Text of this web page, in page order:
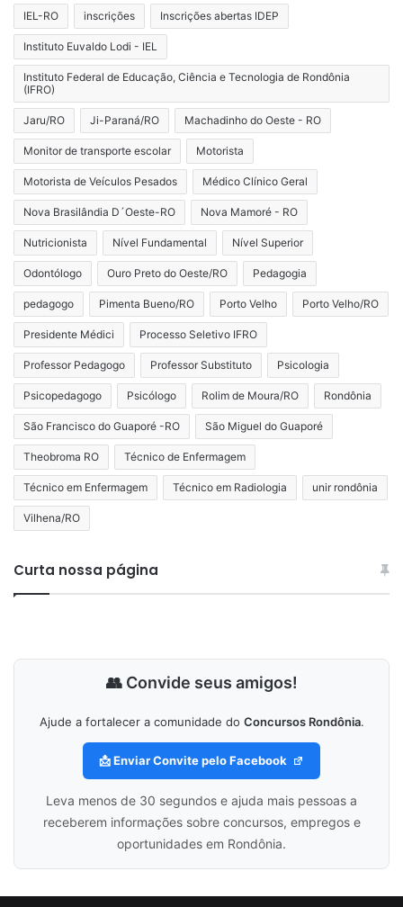
IEL-RO inscrições Inscrições abertas IDEP
Instituto Euvaldo Lodi - IEL
Instituto Federal de Educação, Ciência e Tecnologia de Rondônia
(IFRO)
Jaru/RO Ji-Paraná/RO Machadinho do Oeste - RO
Monitor de transporte escolar Motorista
Motorista de Veículos Pesados Médico Clínico Geral
Nova Brasilândia D´Oeste-RO Nova Mamoré - RO
Nutricionista Nível Fundamental Nível Superior
Odontólogo Ouro Preto do Oeste/RO Pedagogia
pedagogo Pimenta Bueno/RO Porto Velho Porto Velho/RO
Presidente Médici Processo Seletivo IFRO
Professor Pedagogo Professor Substituto Psicologia
Psicopedagogo Psicólogo Rolim de Moura/RO Rondônia
São Francisco do Guaporé -RO São Miguel do Guaporé
Theobroma RO Técnico de Enfermagem
Técnico em Enfermagem Técnico em Radiologia unir rondônia
Vilhena/RO
Curta nossa página
👥 Convide seus amigos!
Ajude a fortalecer a comunidade do Concursos Rondônia.
📩 Enviar Convite pelo Facebook
Leva menos de 30 segundos e ajuda mais pessoas a
receberem informações sobre concursos, empregos e
oportunidades em Rondônia.